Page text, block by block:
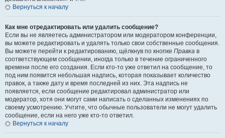
Вернуться к началу
Как мне отредактировать или удалить сообщение?
Если вы не являетесь администратором или модератором конференции,
вы можете редактировать и удалять только свои собственные сообщения.
Вы можете перейти к редактированию, щёлкнув по кнопке Правка в
соответствующем сообщении, иногда только в течение ограниченного
времени после его создания. Если кто-то уже ответил на сообщение, то
под ним появится небольшая надпись, которая показывает количество
правок, а также дату и время последней из них. Эта надпись не
появляется, если сообщение редактировал администратор или
модератор, хотя они могут сами написать о сделанных изменениях по
своему усмотрению. Учтите, что обычные пользователи не могут удалить
сообщение, если на него уже кто-то ответил.
Вернуться к началу